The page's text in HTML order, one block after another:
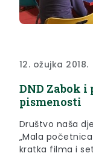
12. ožujka 2018.
DND Zabok
pismenosti
Društvo naša
„Mala